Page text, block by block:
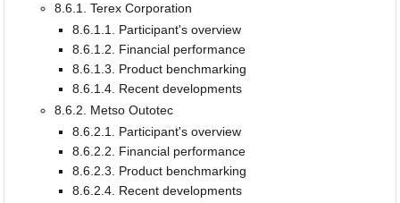
8.6.1. Terex Corporation
8.6.1.1. Participant's overview
8.6.1.2. Financial performance
8.6.1.3. Product benchmarking
8.6.1.4. Recent developments
8.6.2. Metso Outotec
8.6.2.1. Participant's overview
8.6.2.2. Financial performance
8.6.2.3. Product benchmarking
8.6.2.4. Recent developments